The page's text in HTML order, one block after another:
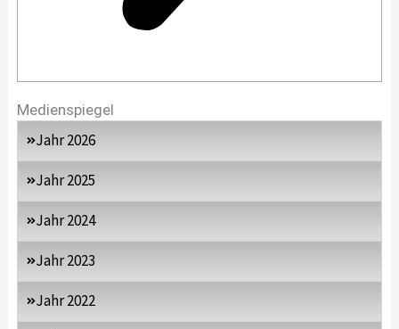
Medienspiegel
Jahr 2026
Jahr 2025
Jahr 2024
Jahr 2023
Jahr 2022